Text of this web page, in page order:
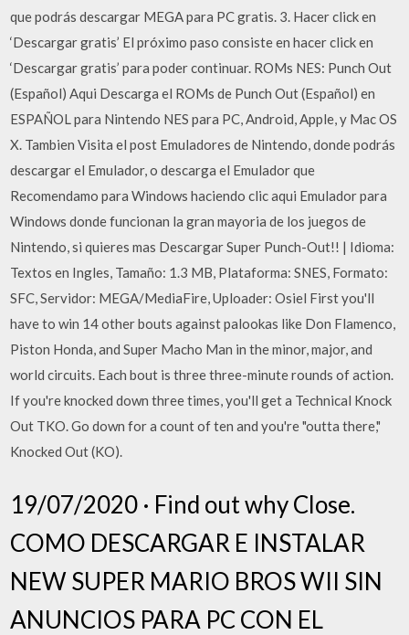
que podrás descargar MEGA para PC gratis. 3. Hacer click en
‘Descargar gratis’ El próximo paso consiste en hacer click en
‘Descargar gratis’ para poder continuar. ROMs NES: Punch Out
(Español) Aqui Descarga el ROMs de Punch Out (Español) en
ESPAÑOL para Nintendo NES para PC, Android, Apple, y Mac OS
X. Tambien Visita el post Emuladores de Nintendo, donde podrás
descargar el Emulador, o descarga el Emulador que
Recomendamo para Windows haciendo clic aqui Emulador para
Windows donde funcionan la gran mayoria de los juegos de
Nintendo, si quieres mas Descargar Super Punch-Out!! | Idioma:
Textos en Ingles, Tamaño: 1.3 MB, Plataforma: SNES, Formato:
SFC, Servidor: MEGA/MediaFire, Uploader: Osiel First you'll
have to win 14 other bouts against palookas like Don Flamenco,
Piston Honda, and Super Macho Man in the minor, major, and
world circuits. Each bout is three three-minute rounds of action.
If you're knocked down three times, you'll get a Technical Knock
Out TKO. Go down for a count of ten and you're "outta there,"
Knocked Out (KO).
19/07/2020 · Find out why Close.
COMO DESCARGAR E INSTALAR
NEW SUPER MARIO BROS WII SIN
ANUNCIOS PARA PC CON EL